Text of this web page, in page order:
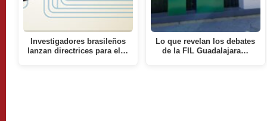
Investigadores brasileños
lanzan directrices para el…
Lo que revelan los debates
de la FIL Guadalajara…